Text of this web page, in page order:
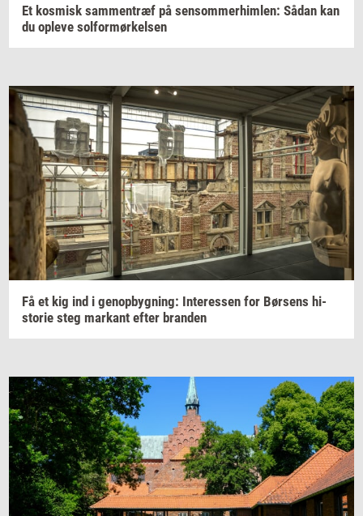
Et kos­misk sam­men­træf på sen­som­mer­him­len: Sådan kan
du op­le­ve sol­for­mør­kel­sen
Få et kig ind i genop­byg­ning: In­ter­es­sen for Bør­sens hi­
sto­rie steg mar­kant efter bran­den